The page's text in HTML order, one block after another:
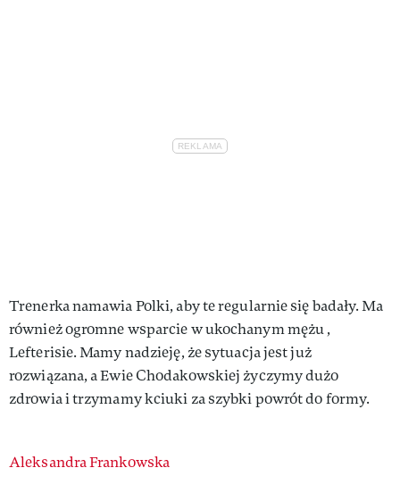
Trenerka namawia Polki, aby te regularnie się badały. Ma
również ogromne wsparcie w ukochanym mężu ,
Lefterisie. Mamy nadzieję, że sytuacja jest już
rozwiązana, a Ewie Chodakowskiej życzymy dużo
zdrowia i trzymamy kciuki za szybki powrót do formy.
Authors
Aleksandra Frankowska